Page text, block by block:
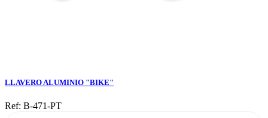
LLAVERO ALUMINIO "BIKE"
Ref: B-471-PT